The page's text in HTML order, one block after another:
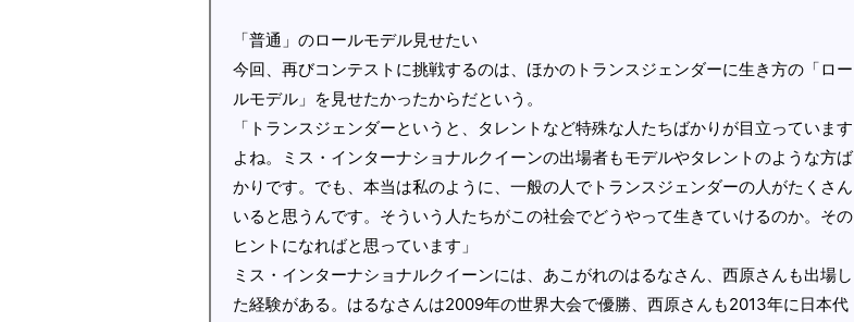
「普通」のロールモデル見せたい
今回、再びコンテストに挑戦するのは、ほかのトランスジェンダーに生き方の「ロー
ルモデル」を見せたかったからだという。
「トランスジェンダーというと、タレントなど特殊な人たちばかりが目立っています
よね。ミス・インターナショナルクイーンの出場者もモデルやタレントのような方ば
かりです。でも、本当は私のように、一般の人でトランスジェンダーの人がたくさん
いると思うんです。そういう人たちがこの社会でどうやって生きていけるのか。その
ヒントになればと思っています」
ミス・インターナショナルクイーンには、あこがれのはるなさん、西原さんも出場し
た経験がある。はるなさんは2009年の世界大会で優勝、西原さんも2013年に日本代